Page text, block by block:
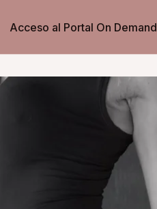
Acceso al Portal On Demand